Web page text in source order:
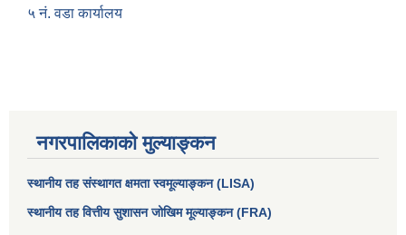
५ नं. वडा कार्यालय
नगरपालिकाको मुल्याङ्कन
स्थानीय तह संस्थागत क्षमता स्वमूल्याङ्कन (LISA)
स्थानीय तह वित्तीय सुशासन जोखिम मूल्याङ्कन (FRA)